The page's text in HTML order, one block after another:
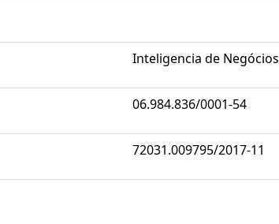
Inteligencia de Negócios
06.984.836/0001-54
72031.009795/2017-11